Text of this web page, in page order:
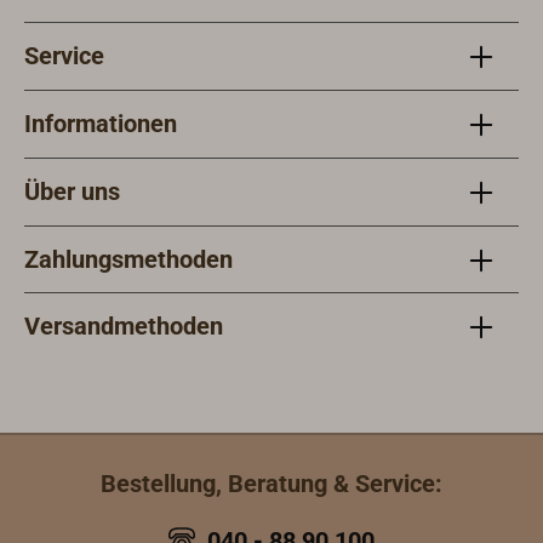
Service
Informationen
Über uns
Zahlungsmethoden
Versandmethoden
Bestellung, Beratung & Service: